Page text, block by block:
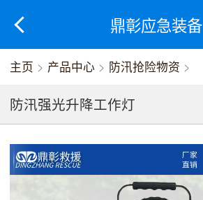
鼎彰应急装备
主页 > 产品中心 > 防汛抢险物资 >
防汛强光升降工作灯